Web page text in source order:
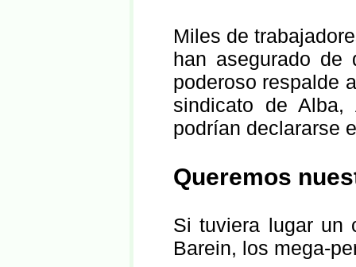
Miles de
han asegurado de
poderoso respalde
sindicato de
podrían declararse
Queremos
Si tuviera lugar un
Barein, los mega-